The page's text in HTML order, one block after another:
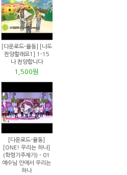
[다운로드-율동] [나도
찬양할래요1] 1-15
나 찬양합니다
1,500원
[다운로드-율동]
[ONE! 우리는 하나]
(학령기주제가) - 01
예수님 안에서 우리는
하나